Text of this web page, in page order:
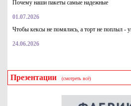
Картонная упаковка под макаруны,
окном, Серия "Fupeco WinMacCase"
мелованного картона. Размер
Почему наши пакеты самые надежные
01.07.2026
Чтобы кексы не помялись, а торт не поплыл -
24.06.2026
Презентации (смотреть всё)